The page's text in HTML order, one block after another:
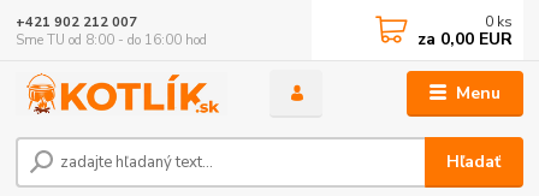
Menu
Hľadať
+421 902 212 007
Sme TU od 8:00 - do 16:00 hod
0 ks
za 0,00 EUR